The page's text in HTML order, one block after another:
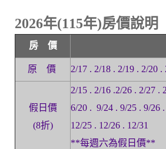
2026年(115年)房價說明
房 價
原 價 2/17 . 2/18 . 2/19 . 2/20 .
假日價
(8折)
2/15 . 2/16 .2/26 . 2/27 .
6/20 . 9/24 . 9/25 . 9/26
12/25 . 12/26 . 12/31
**每週六為假日價**